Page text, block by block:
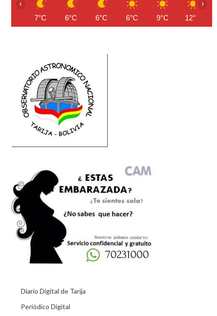
7°C 6°C 6°C 6°C 9°C 12°C
‹ ›
Diario Digital de Tarija
Periódico Digital